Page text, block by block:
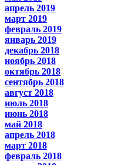
апрель 2019
март 2019
февраль 2019
январь 2019
декабрь 2018
ноябрь 2018
октябрь 2018
сентябрь 2018
август 2018
июль 2018
июнь 2018
май 2018
апрель 2018
март 2018
февраль 2018